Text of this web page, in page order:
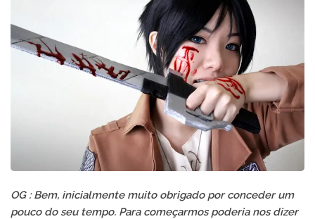
OG : Bem, inicialmente muito obrigado por conceder um
pouco do seu tempo. Para começarmos poderia nos dizer